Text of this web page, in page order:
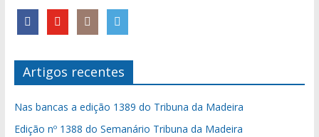
Artigos recentes
Nas bancas a edição 1389 do Tribuna da Madeira
Edição nº 1388 do Semanário Tribuna da Madeira